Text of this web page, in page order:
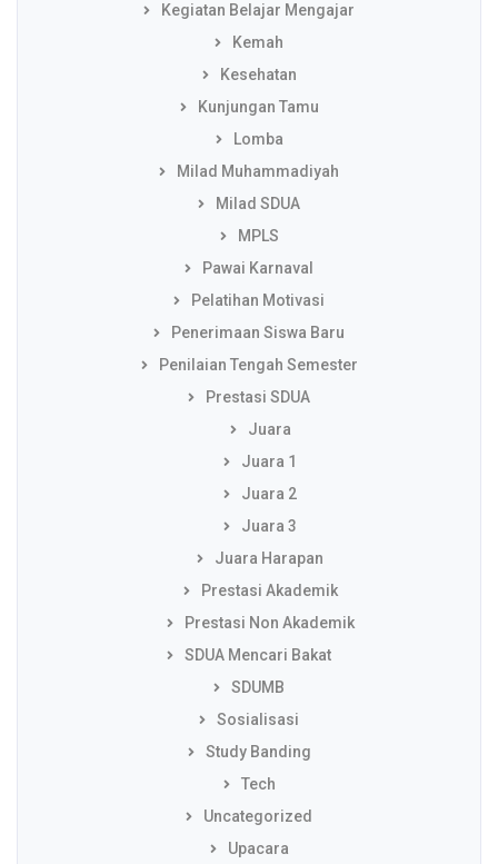
Kegiatan Belajar Mengajar
Kemah
Kesehatan
Kunjungan Tamu
Lomba
Milad Muhammadiyah
Milad SDUA
MPLS
Pawai Karnaval
Pelatihan Motivasi
Penerimaan Siswa Baru
Penilaian Tengah Semester
Prestasi SDUA
Juara
Juara 1
Juara 2
Juara 3
Juara Harapan
Prestasi Akademik
Prestasi Non Akademik
SDUA Mencari Bakat
SDUMB
Sosialisasi
Study Banding
Tech
Uncategorized
Upacara